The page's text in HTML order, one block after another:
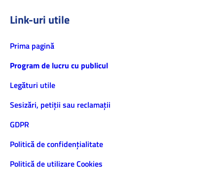
Link-uri utile
Prima pagină
Program de lucru cu publicul
Legături utile
Sesizări, petiţii sau reclamații
GDPR
Politică de confidenţialitate
Politică de utilizare Cookies